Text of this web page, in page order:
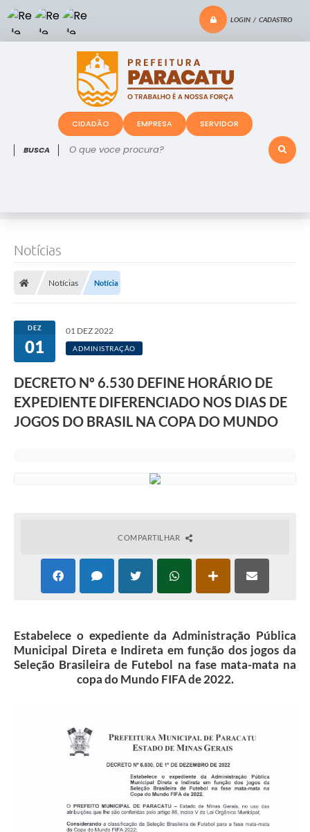
LOGIN / CADASTRO
O que voce procura?
CIDADÃO EMPRESA SERVIDOR
Notícias
Notícias Notícia
DEZ
01
01 DEZ 2022
ADMINISTRAÇÃO
DECRETO Nº 6.530 DEFINE HORÁRIO DE
EXPEDIENTE DIFERENCIADO NOS DIAS DE
JOGOS DO BRASIL NA COPA DO MUNDO
COMPARTILHAR
Estabelece o expediente da Administração Pública
Municipal Direta e Indireta em função dos jogos da
Seleção Brasileira de Futebol na fase mata-mata na
copa do Mundo FIFA de 2022.